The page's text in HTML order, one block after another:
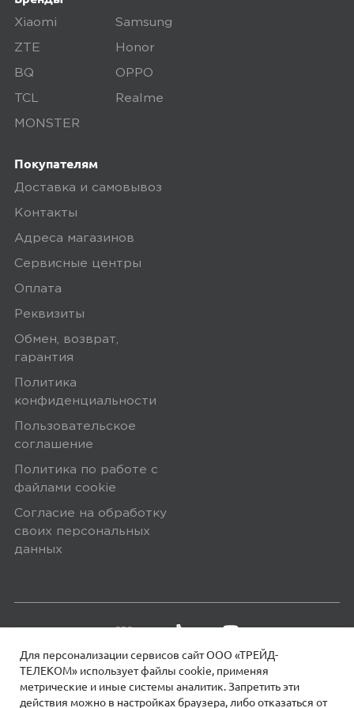
Для персонализации сервисов сайт ООО «ТРЕЙД-
ТЕЛЕКОМ» использует файлы сookie, применяя
метрические и иные системы аналитик. Запретить эти
действия можно в настройках браузера, либо отказаться от
поэтому товар доставляется во вскрытой
упаковке. Исключение составляют
некоторые виды товаров под
Xiaomi Samsung
ZTE Honor
BQ OPPO
TCL Realme
MONSTER
Покупателям
Доставка и самовывоз
Контакты
Адреса магазинов
Сервисные центры
Оплата
Реквизиты
Обмен, возврат,
гарантия
Политика
конфиденциальности
Пользовательское
соглашение
Политика по работе с
файлами сookie
Согласие на обработку
своих персональных
данных